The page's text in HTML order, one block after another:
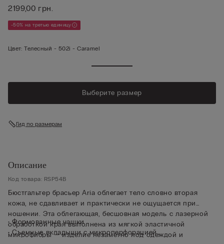
2199,00 грн.
-50% на третью единицу
Цвет: Телесный - 502i - Caramel
Выберите размер
Гид по размерам
Описание
Код товара: RSP54B
Бюстгальтер брасьер Aria облегает тело словно вторая
кожа, не сдавливает и практически не ощущается при
ношении. Эта облегающая, бесшовная модель с лазерной
обработкой края выполнена из мягкой эластичной
микрофибры — изделие незаметно под одеждой и
• Формованные чашки
• Съемные вкладыши с микроперфорацией